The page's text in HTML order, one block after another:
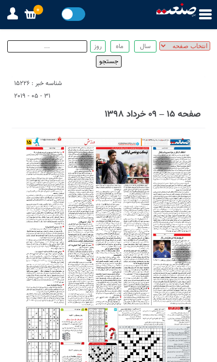
شناسه خبر : 15226
31 - 05 - 2019
صفحه ۱۵ – ۰۹ خرداد ۱۳۹۸
1 2
3
4
0